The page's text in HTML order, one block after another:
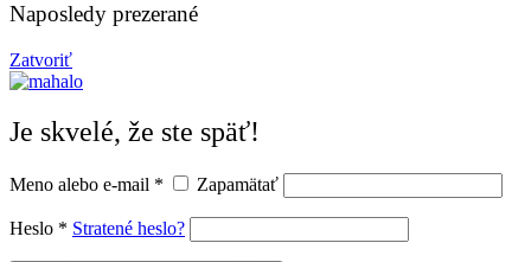
Naposledy prezerané
Zatvoriť
Je skvelé, že ste späť!
Meno alebo e-mail * Zapamätať
Heslo * Stratené heslo?